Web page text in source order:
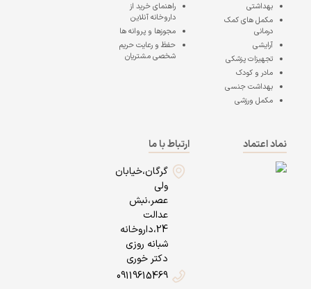
بهداشتی
مکمل های کمک
درمانی
آرایشی
تجهیزات پزشکی
مادر و کودک
بهداشت جنسی
مکمل ورزشی
راهنمای خرید از
داروخانه آنلاین
مجوزها و پروانه ها
حفظ و رعایت حریم
شخصی مشتریان
نماد اعتماد
ارتباط با ما
گرگان،خیابان
ولی
عصر،نبش
عدالت
24،داروخانه
شبانه روزی
دکتر خوری
09119615469